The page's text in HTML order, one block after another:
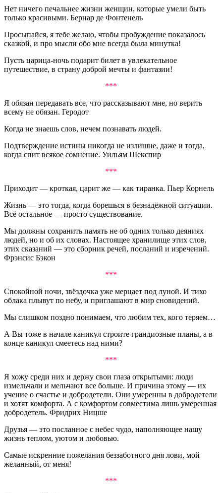
Нет ничего печальнее жизни женщин, которые умели быть
только красивыми. Бернар де Фонтенель
Просыпайся, я тебе желаю, чтобы пробуждение показалось
сказкой, и про мысли обо мне всегда была минутка!
Пусть царица-ночь подарит билет в увлекательное
путешествие, в страну доброй мечты и фантазии!
***
Я обязан передавать все, что рассказывают мне, но верить
всему не обязан. Геродот
Когда не знаешь слов, нечем познавать людей.
Подтверждение истины никогда не излишне, даже и тогда,
когда спит всякое сомнение. Уильям Шекспир
***
Приходит — кроткая, царит же — как тиранка. Пьер Корнель
Жизнь — это тогда, когда борешься в безнадёжной ситуации.
Всё остальное — просто существование.
Мы должны сохранить память не об одних только деяниях
людей, но и об их словах. Настоящее хранилище этих слов,
этих сказаний — это сборник речей, посланий и изречений.
Фрэнсис Бэкон
***
Спокойной ночи, звёздочка уже мерцает под луной. И тихо
облака плывут по небу, и приглашают в мир сновидений.
Мы слишком поздно понимаем, что любим тех, кого теряем…
А Вы тоже в начале каникул строите грандиозные планы, а в
конце каникул смеетесь над ними?
***
Я хожу среди них и держу свои глаза открытыми: люди
измельчали и мельчают все больше. И причина этому — их
учение о счастье и добродетели. Они умеренны в добродетели
и хотят комфорта. А с комфортом совместима лишь умеренная
добродетель. Фридрих Ницше
Друзья — это посланное с небес чудо, наполняющее нашу
жизнь теплом, уютом и любовью.
Самые искренние пожелания беззаботного дня лови, мой
желанный, от меня!
***